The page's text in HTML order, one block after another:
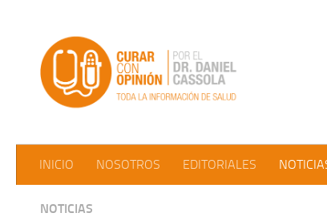
INICIO NOSOTROS EDITORIALES
NOTICIAS